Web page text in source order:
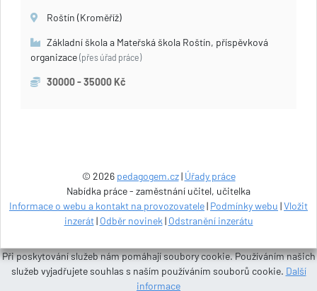
Roštín (Kroměříž)
Základní škola a Mateřská škola Roštín, příspěvková
organizace (přes úřad práce)
30000 - 35000 Kč
© 2026 pedagogem.cz| Úřady práce
Nabídka práce - zaměstnání učitel, učitelka
Informace o webu a kontakt na provozovatele| Podmínky webu |Vložit
inzerát| Odběr novinek | Odstranění inzerátu
Při poskytování služeb nám pomáhají soubory cookie. Používáním našich
služeb vyjadřujete souhlas s naším používáním souborů cookie. Další
informace